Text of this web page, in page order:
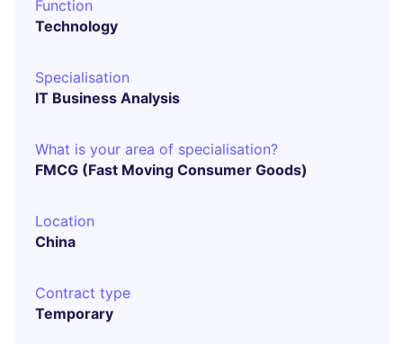
Function
Technology
Specialisation
IT Business Analysis
What is your area of specialisation?
FMCG (Fast Moving Consumer Goods)
Location
China
Contract type
Temporary